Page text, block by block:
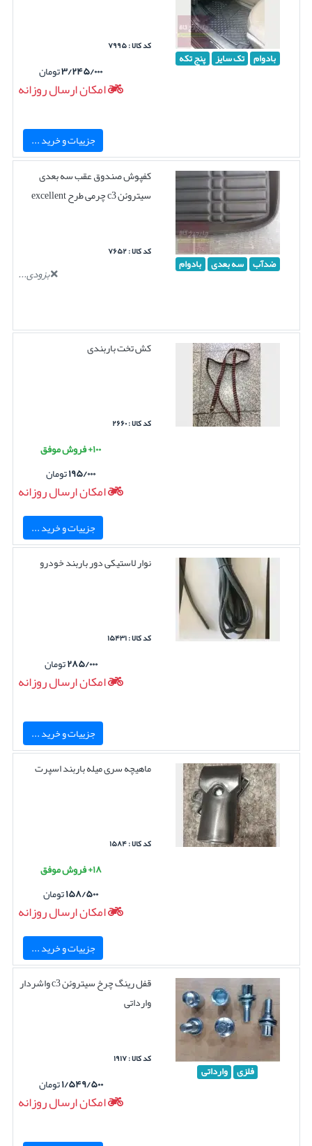
بادوام تک سایز پنج تکه
کد کالا : ۷۹۹۵
۳/۲۴۵/۰۰۰تومان
امکان ارسال روزانه
جزییات و خرید ...
ضدآب سه بعدی بادوام
کفپوش صندوق عقب سه بعدی
سیتروئن c3 چرمی طرح excellent
کد کالا : ۷۶۵۲
بزودی...
کش تخت باربندی
کد کالا : ۲۶۶۰
۱۰۰+ فروش موفق
۱۹۵/۰۰۰تومان
امکان ارسال روزانه
جزییات و خرید ...
نوار لاستیکی دور باربند خودرو
کد کالا : ۱۵۴۳۱
۲۸۵/۰۰۰تومان
امکان ارسال روزانه
جزییات و خرید ...
ماهیچه سری میله باربند اسپرت
کد کالا : ۱۵۸۴
۱۸+ فروش موفق
۱۵۸/۵۰۰تومان
امکان ارسال روزانه
جزییات و خرید ...
فلزی وارداتی
قفل رینگ چرخ سیتروئن c3 واشردار
وارداتی
کد کالا : ۱۹۱۷
۱/۵۴۹/۵۰۰تومان
امکان ارسال روزانه